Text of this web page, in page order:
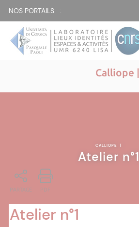
NOS PORTAILS :
Calliope |
CALLIOPE |
Atelier n°1
PARTAGE PDF
Atelier n°1